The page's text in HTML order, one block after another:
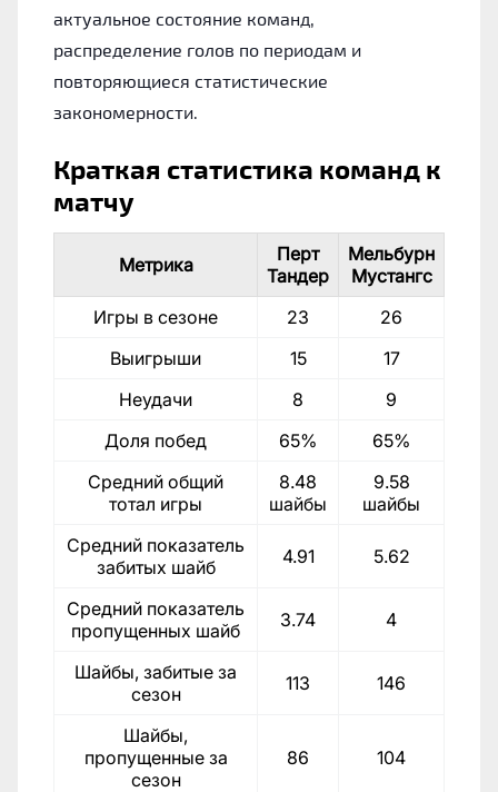
актуальное состояние команд,
распределение голов по периодам и
повторяющиеся статистические
закономерности.
Краткая статистика команд к
матчу
Метрика
Перт
Тандер
Мельбурн
Мустангс
Игры в сезоне
23
26
Выигрыши
15
17
Неудачи
8
9
Доля побед
65%
65%
Средний общий
тотал игры
8.48
шайбы
9.58
шайбы
Средний показатель
забитых шайб
4.91 5.62
Средний показатель
пропущенных шайб
3.74 4
Шайбы, забитые за
сезон
113 146
Шайбы,
пропущенные за
сезон
86 104